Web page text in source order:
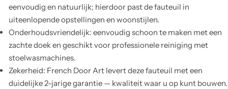
eenvoudig en natuurlijk; hierdoor past de fauteuil in
uiteenlopende opstellingen en woonstijlen.
Onderhoudsvriendelijk: eenvoudig schoon te maken met een
zachte doek en geschikt voor professionele reiniging met
stoelwasmachines.
Zekerheid: French Door Art levert deze fauteuil met een
duidelijke 2-jarige garantie — kwaliteit waar u op kunt bouwen.